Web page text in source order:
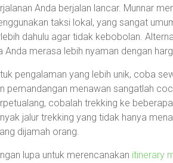
Anda berjalan lancar. Munnar
taksi lokal, yang sangat
dahulu agar tidak kebobolan.
Anda merasa lebih nyaman dengan
pengalaman yang lebih unik, coba
pemandangan menawan sangatlah
cobalah trekking ke
jalur trekking yang tidak hanya
dijamah orang.
lupa untuk merencanakan itinerary